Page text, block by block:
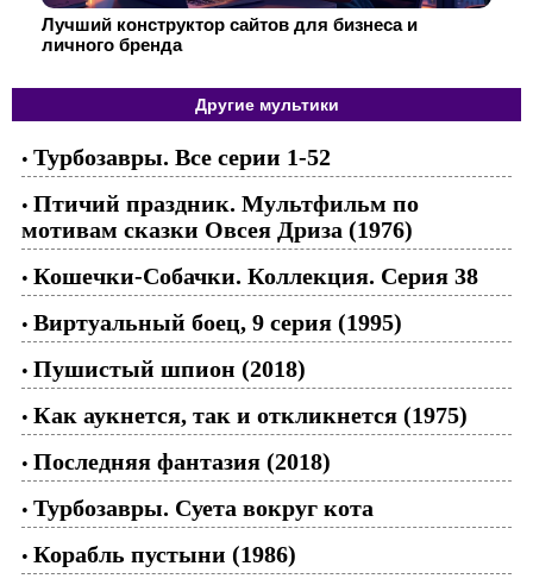
Лучший конструктор сайтов для бизнеса и
личного бренда
Другие мультики
• Турбозавры. Все серии 1-52
• Птичий праздник. Мультфильм по
мотивам сказки Овсея Дриза (1976)
• Кошечки-Собачки. Коллекция. Серия 38
• Виртуальный боец, 9 серия (1995)
• Пушистый шпион (2018)
• Как аукнется, так и откликнется (1975)
• Последняя фантазия (2018)
• Турбозавры. Суета вокруг кота
• Корабль пустыни (1986)